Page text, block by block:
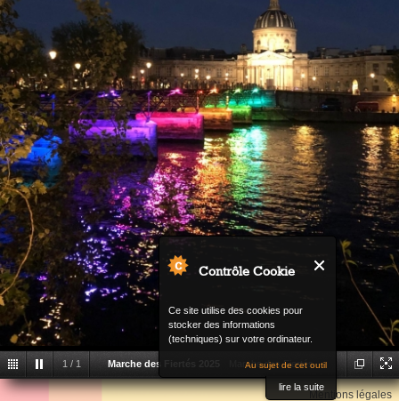
Contrôle Cookie
Ce site utilise des cookies pour
stocker des informations
(techniques) sur votre ordinateur.
Au sujet de cet outil
lire la suite
1 / 1 Marche des Fiertés 2025 Marche des Fiertés
2025
Back
Mentions légales